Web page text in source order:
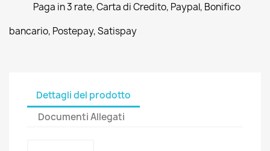
Paga in 3 rate, Carta di Credito, Paypal, Bonifico
bancario, Postepay, Satispay
Dettagli del prodotto
Documenti Allegati